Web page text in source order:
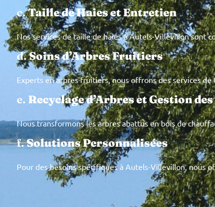
c.Taille de Haies et Entretien
Nos services de taille de haies à Autels-Villevillon sont
d.Soins d’Arbres Fruitiers
Experts en arbres fruitiers, nous offrons des services
e. Recyclage d’Arbres et Gestion
Nous transformons les arbres abattus en bois de
f.Solutions Personnalisées
Pour des besoins spécifiques à Autels-Villevillon, nous